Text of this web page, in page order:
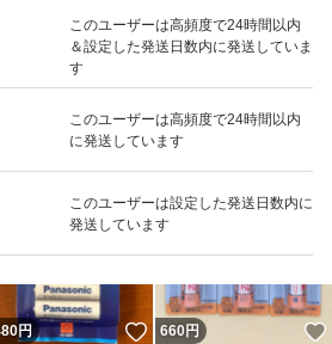
このユーザーは高頻度で24時間以内
＆設定した発送日数内に発送していま
す
このユーザーは高頻度で24時間以内
に発送しています
このユーザーは設定した発送日数内に
発送しています
いいね！
1,259
ね！
円 いいね！
660円